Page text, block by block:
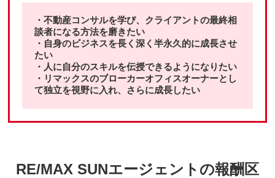
・不動産コンサルを学び、クライアントの最終相
談者になる方法を磨きたい
・自身のビジネスを長く深く半永久的に成長させ
たい
・人に自分のスキルを伝授できるようになりたい
・リマックスのブローカーオフィスオーナーとし
て独立を視野に入れ、さらに成長したい
RE/MAX SUNエージェントの報酬区